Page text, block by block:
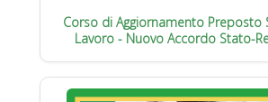
Corso di Aggiornamento Preposto
Lavoro - Nuovo Accordo Stato-